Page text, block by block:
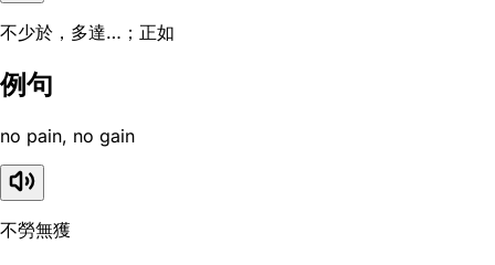
不少於，多達…；正如
例句
no pain, no gain
不勞無獲